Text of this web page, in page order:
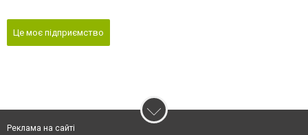
Це моє підприємство
Реклама на сайті